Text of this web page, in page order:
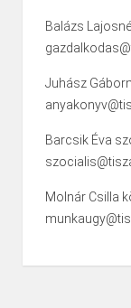
Balázs
Juhász
Barcsik Éva
Molnár Csilla